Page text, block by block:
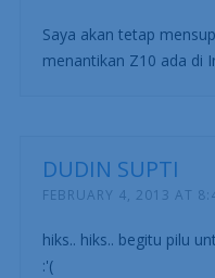
Saya akan tetap
menantikan Z10 ada di
DUDIN SUPTI
FEBRUARY 4, 2013 AT
hiks.. hiks.. begitu pilu
:'(